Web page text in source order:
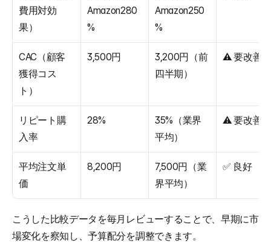
費用対効
果）
Amazon280
%
Amazon250
%
CAC（顧客
獲得コス
ト）
3,500円
3,200円（前
四半期）
⚠️ 要改善
リピート購
入率
28%
35%（業界
平均）
⚠️ 要改善
平均注文単
価
8,200円
7,500円（業
界平均）
✅ 良好
こうした比較データを毎月レビューすることで、早期に市
場変化を察知し、予算配分を調整できます。